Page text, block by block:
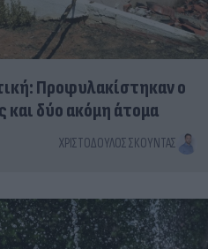
Προφυλακίστηκαν ο
και δύο ακόμη άτομα
ΧΡΙΣΤΌΔΟΥΛΟΣ ΣΚΟΎΝΤΑΣ